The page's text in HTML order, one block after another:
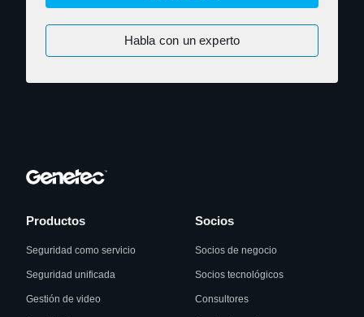
Habla con un experto
Productos
Seguridad como servicio
Seguridad unificada
Gestión de video
Socios
Socios de negocio
Socios tecnológicos
Consultores